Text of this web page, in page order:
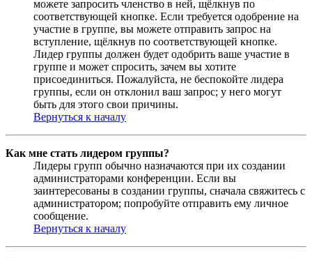
можете запросить членство в ней, щёлкнув по
соответствующей кнопке. Если требуется одобрение на
участие в группе, вы можете отправить запрос на
вступление, щёлкнув по соответствующей кнопке.
Лидер группы должен будет одобрить ваше участие в
группе и может спросить, зачем вы хотите
присоединиться. Пожалуйста, не беспокойте лидера
группы, если он отклонил ваш запрос; у него могут
быть для этого свои причины.
Вернуться к началу
Как мне стать лидером группы?
Лидеры групп обычно назначаются при их создании
администраторами конференции. Если вы
заинтересованы в создании группы, сначала свяжитесь с
администратором; попробуйте отправить ему личное
сообщение.
Вернуться к началу